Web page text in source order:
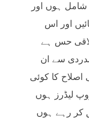
ہوں اور
اور اس
حس ہے
سے ان
اصلاح کا کوئی
لیڈرز ہوں
کر رہے ہوں